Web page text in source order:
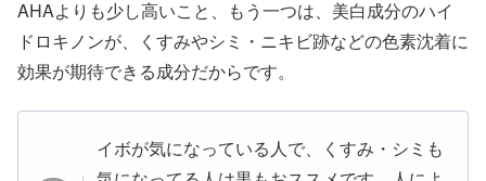
AHAよりも少し高いこと、もう一つは、美白成分のハイ
ドロキノンが、くすみやシミ・ニキビ跡などの色素沈着に
効果が期待できる成分だからです。
イボが気になっている人で、くすみ・シミも